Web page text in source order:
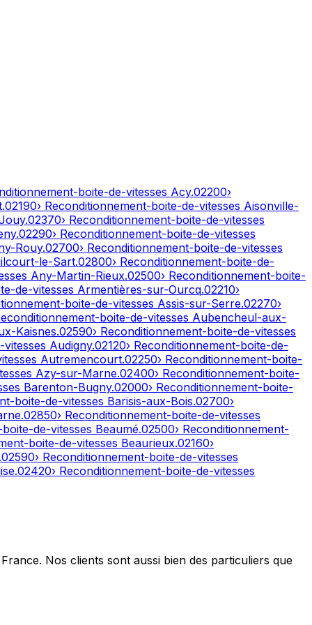
boite-de-vitesses Acy.02200›
.02190› Reconditionnement-boite-de-vitesses Aisonville-
.02370› Reconditionnement-boite-de-vitesses
.02290› Reconditionnement-boite-de-vitesses
Rouy.02700› Reconditionnement-boite-de-vitesses
le-Sart.02800› Reconditionnement-boite-de-
Any-Martin-Rieux.02500› Reconditionnement-boite-
de-vitesses Armentières-sur-Ourcq.02210›
boite-de-vitesses Assis-sur-Serre.02270›
boite-de-vitesses Aubencheul-aux-
Kaisnes.02590› Reconditionnement-boite-de-vitesses
vitesses Audigny.02120› Reconditionnement-boite-de-
Autremencourt.02250› Reconditionnement-boite-
Azy-sur-Marne.02400› Reconditionnement-boite-
Barenton-Bugny.02000› Reconditionnement-boite-
boite-de-vitesses Barisis-aux-Bois.02700›
.02850› Reconditionnement-boite-de-vitesses
de-vitesses Beaumé.02500› Reconditionnement-
boite-de-vitesses Beaurieux.02160›
.02590› Reconditionnement-boite-de-vitesses
.02420› Reconditionnement-boite-de-vitesses
Nos clients sont aussi bien des particuliers que